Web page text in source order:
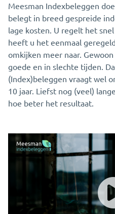
Meesman Indexbeleggen
belegt in breed gespreide
lage kosten. U regelt het
heeft u het eenmaal
omkijken meer naar.
goede en in slechte tijden.
(Index)beleggen vraagt wel
10 jaar. Liefst nog (veel)
hoe beter het resultaat.